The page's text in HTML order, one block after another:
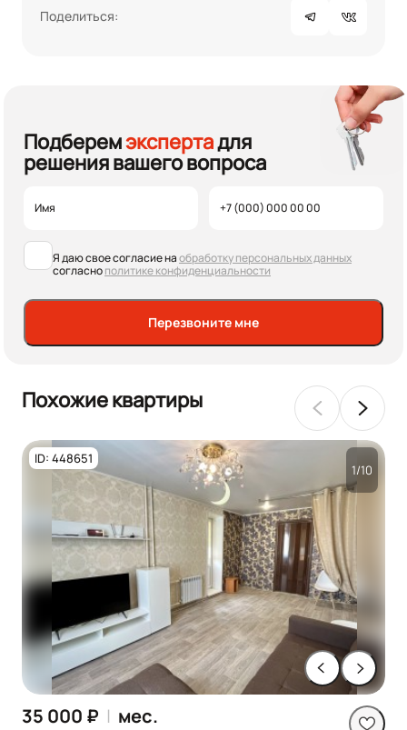
Поделиться:
Подберемэкспертадля
решения вашего вопроса
Я даю свое согласие наобработку персональных данных
согласнополитике конфиденциальности
Перезвоните мне
Похожие квартиры
ID: 448651
1/10
35 000 ₽ | мес.